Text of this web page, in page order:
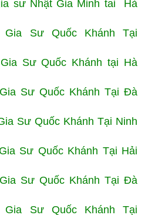
sư Nhật Gia Minh tai Hà
Gia Sư Quốc Khánh Tại
Sư Quốc Khánh tại Hà
Sư Quốc Khánh Tại Đà
Sư Quốc Khánh Tại Ninh
Sư Quốc Khánh Tại Hải
Sư Quốc Khánh Tại Đà
Gia Sư Quốc Khánh Tại